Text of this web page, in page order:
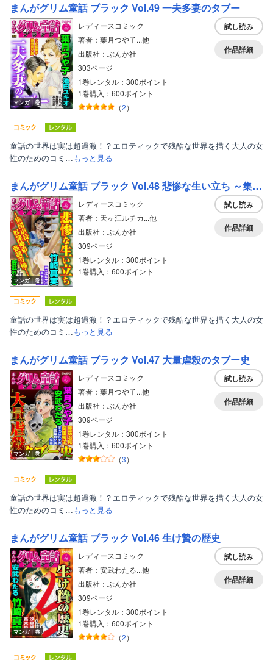
まんがグリム童話 ブラック Vol.49 一夫多妻のタブー
マンガ｜巻
レディースコミック
著者：葉月つや子...他
出版社：ぶんか社
303ページ
1巻レンタル：300ポイント
1巻購入：600ポイント
（2）
試し読み
作品詳細
童話の世界は実は超過激！？エロティックで残酷な世界を描く大人の女
性のためのコミ…もっと見る
まんがグリム童話 ブラック Vol.48 悲惨な生い立ち ～集団虐待！ 奴隷姉弟！ 強制労働！～
マンガ｜巻
レディースコミック
著者：天ヶ江ルチカ...他
出版社：ぶんか社
309ページ
1巻レンタル：300ポイント
1巻購入：600ポイント
試し読み
作品詳細
童話の世界は実は超過激！？エロティックで残酷な世界を描く大人の女
性のためのコミ…もっと見る
まんがグリム童話 ブラック Vol.47 大量虐殺のタブー史
マンガ｜巻
レディースコミック
著者：葉月つや子...他
出版社：ぶんか社
309ページ
1巻レンタル：300ポイント
1巻購入：600ポイント
（3）
試し読み
作品詳細
童話の世界は実は超過激！？エロティックで残酷な世界を描く大人の女
性のためのコミ…もっと見る
まんがグリム童話 ブラック Vol.46 生け贄の歴史
マンガ｜巻
レディースコミック
著者：安武わたる...他
出版社：ぶんか社
309ページ
1巻レンタル：300ポイント
1巻購入：600ポイント
（2）
試し読み
作品詳細